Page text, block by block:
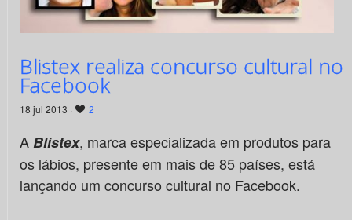
Blistex realiza concurso cultural no
Facebook
18 jul 2013 · 2
ABlistex, marca especializada em produtos para
os lábios, presente em mais de 85 países, está
lançando um concurso cultural no Facebook.